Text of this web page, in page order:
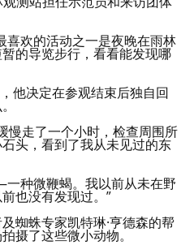
喜欢的活动之一是夜晚在雨林
的导览步行，看看能发现哪
他决定在参观结束后独自回
慢走了一个小时，检查周围所
头，看到了我从未见过的东
种微鞭蝎。我以前从未在野
也没有发现过。”
蜘蛛专家凯特琳·亨德森的帮
摄了这些微小动物。